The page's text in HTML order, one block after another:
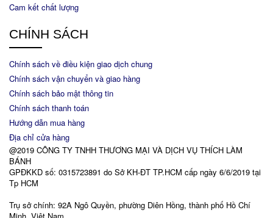
Cam kết chất lượng
CHÍNH SÁCH
Chính sách về điều kiện giao dịch chung
Chính sách vận chuyển và giao hàng
Chính sách bảo mật thông tin
Chính sách thanh toán
Hướng dẫn mua hàng
Địa chỉ cửa hàng
@2019 CÔNG TY TNHH THƯƠNG MẠI VÀ DỊCH VỤ THÍCH LÀM
BÁNH
GPĐKKD số: 0315723891 do Sở KH-ĐT TP.HCM cấp ngày 6/6/2019 tại
Tp HCM
Trụ sở chính: 92A Ngô Quyền, phường Diên Hồng, thành phố Hồ Chí